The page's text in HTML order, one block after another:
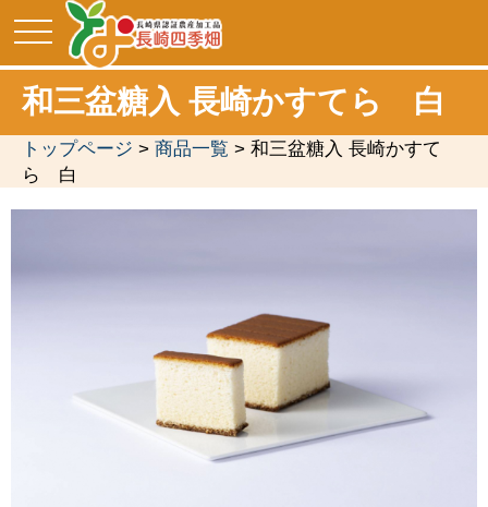
toggle
navigation
和三盆糖入 ⾧崎かすてら 白
トップページ > 商品一覧 > 和三盆糖入 ⾧崎かすて
ら 白